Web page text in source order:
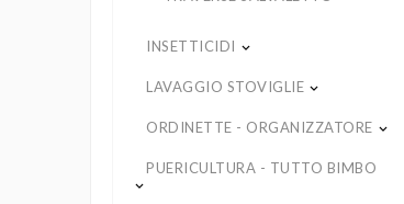
INSETTICIDI keyboard_arrow_down
LAVAGGIO STOVIGLIE keyboard_arrow_down
ORDINETTE - ORGANIZZATORE keyboard_arrow_down
PUERICULTURA - TUTTO BIMBO
keyboard_arrow_down